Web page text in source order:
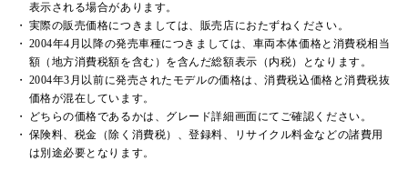
表示される場合があります。
実際の販売価格につきましては、販売店におたずねください。
2004年4月以降の発売車種につきましては、車両本体価格と消費税相当
額（地方消費税額を含む）を含んだ総額表示（内税）となります。
2004年3月以前に発売されたモデルの価格は、消費税込価格と消費税抜
価格が混在しています。
どちらの価格であるかは、グレード詳細画面にてご確認ください。
保険料、税金（除く消費税）、登録料、リサイクル料金などの諸費用
は別途必要となります。